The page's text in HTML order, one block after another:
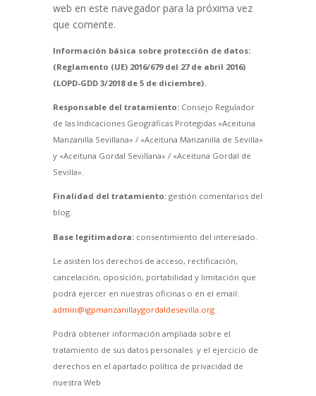
web en este navegador para la próxima vez
que comente.
Información básica sobre protección de datos:
(Reglamento (UE) 2016/679 del 27 de abril 2016)
(LOPD-GDD 3/2018 de 5 de diciembre).
Responsable del tratamiento:Consejo Regulador
de las Indicaciones Geográficas Protegidas «Aceituna
Manzanilla Sevillana» / «Aceituna Manzanilla de Sevilla»
y «Aceituna Gordal Sevillana» / «Aceituna Gordal de
Sevilla».
Finalidad del tratamiento:gestión comentarios del
blog.
Base legitimadora:consentimiento del interesado.
Le asisten los derechos de acceso, rectificación,
cancelación, oposición, portabilidad y limitación que
podrá ejercer en nuestras oficinas o en el email:
admin@igpmanzanillaygordaldesevilla.org
Podrá obtener información ampliada sobre el
tratamiento de sus datos personales y el ejercicio de
derechos en el apartado política de privacidad de
nuestra Web